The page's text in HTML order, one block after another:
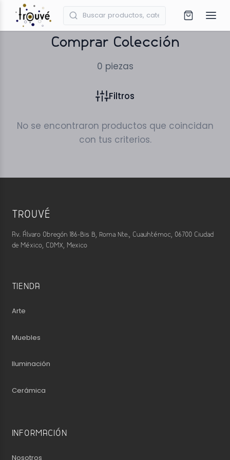
Comprar Colección
0 piezas
Filtros
No se encontraron productos que coincidan
con tus criterios.
TROUVÉ
Av. Álvaro Obregón 186-Bis B, Roma Nte., Cuauhtémoc, 06700 Ciudad
de México, CDMX, Mexico
TIENDA
Arte
Muebles
Iluminación
Cerámica
INFORMACIÓN
Nosotros